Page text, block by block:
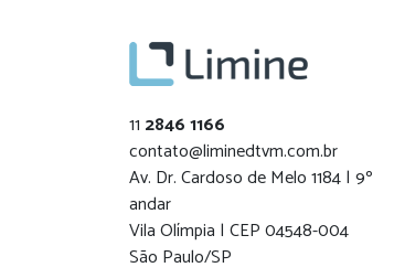
11 2846 1166
contato@liminedtvm.com.br
Av. Dr. Cardoso de Melo 1184 | 9º
andar
Vila Olímpia | CEP 04548-004
São Paulo/SP